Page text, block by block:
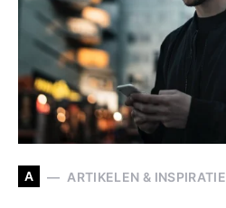
A ARTIKELEN & INSPIRATIE